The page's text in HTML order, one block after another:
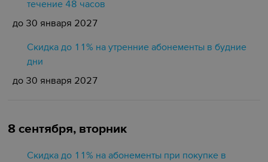
течение 48 часов
до 30 января 2027
Скидка до 11% на утренние абонементы в будние
дни
до 30 января 2027
8 сентября, вторник
Скидка до 11% на абонементы при покупке в